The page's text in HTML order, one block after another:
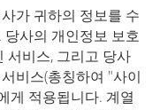
가 귀하의 정보를 수
사의 개인정보 보호
서비스, 그리고 당사
비스(총칭하여 "사이
게 적용됩니다. 계열